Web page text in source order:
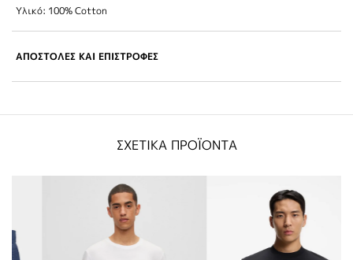
Υλικό: 100% Cotton
ΑΠΟΣΤΟΛΕΣ ΚΑΙ ΕΠΙΣΤΡΟΦΕΣ
ΣΧΕΤΙΚΑ ΠΡΟΪΟΝΤΑ